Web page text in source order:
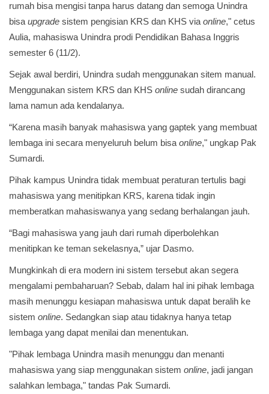
rumah bisa mengisi tanpa harus datang dan semoga Unindra
bisa upgrade sistem pengisian KRS dan KHS via online," cetus
Aulia, mahasiswa Unindra prodi Pendidikan Bahasa Inggris
semester 6 (11/2).
Sejak awal berdiri, Unindra sudah menggunakan sitem manual.
Menggunakan sistem KRS dan KHS online sudah dirancang
lama namun ada kendalanya.
“Karena masih banyak mahasiswa yang gaptek yang membuat
lembaga ini secara menyeluruh belum bisa online," ungkap Pak
Sumardi.
Pihak kampus Unindra tidak membuat peraturan tertulis bagi
mahasiswa yang menitipkan KRS, karena tidak ingin
memberatkan mahasiswanya yang sedang berhalangan jauh.
“Bagi mahasiswa yang jauh dari rumah diperbolehkan
menitipkan ke teman sekelasnya,” ujar Dasmo.
Mungkinkah di era modern ini sistem tersebut akan segera
mengalami pembaharuan? Sebab, dalam hal ini pihak lembaga
masih menunggu kesiapan mahasiswa untuk dapat beralih ke
sistem online. Sedangkan siap atau tidaknya hanya tetap
lembaga yang dapat menilai dan menentukan.
"Pihak lembaga Unindra masih menunggu dan menanti
mahasiswa yang siap menggunakan sistem online, jadi jangan
salahkan lembaga," tandas Pak Sumardi.